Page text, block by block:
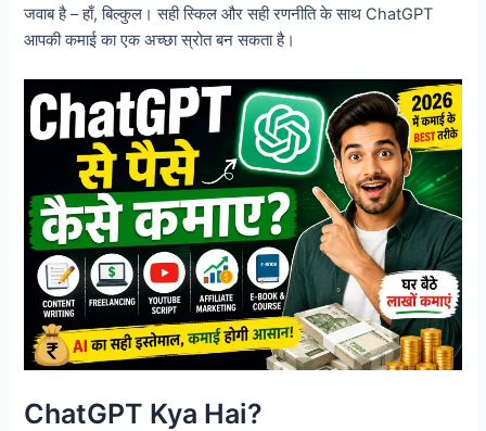
जवाब है – हाँ, बिल्कुल। सही स्किल और सही रणनीति के साथ ChatGPT
आपकी कमाई का एक अच्छा स्रोत बन सकता है।
ChatGPT Kya Hai?